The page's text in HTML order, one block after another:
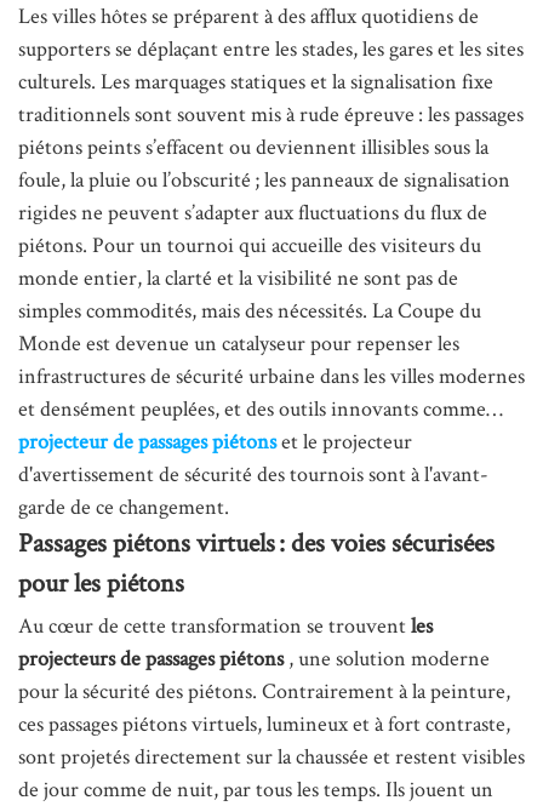
Les villes hôtes se préparent à des afflux quotidiens de
supporters se déplaçant entre les stades, les gares et les sites
culturels. Les marquages ​​statiques et la signalisation fixe
traditionnels sont souvent mis à rude épreuve : les passages
piétons peints s’effacent ou deviennent illisibles sous la
foule, la pluie ou l’obscurité ; les panneaux de signalisation
rigides ne peuvent s’adapter aux fluctuations du flux de
piétons. Pour un tournoi qui accueille des visiteurs du
monde entier, la clarté et la visibilité ne sont pas de
simples commodités, mais des nécessités. La Coupe du
Monde est devenue un catalyseur pour repenser les
infrastructures de sécurité urbaine dans les villes modernes
et densément peuplées, et des outils innovants comme…
projecteur de passages piétonset le projecteur
d'avertissement de sécurité des tournois sont à l'avant-
garde de ce changement.
Passages piétons virtuels : des voies sécurisées
pour les piétons
Au cœur de cette transformation se trouventles
projecteurs de passages piétons, une solution moderne
pour la sécurité des piétons. Contrairement à la peinture,
ces passages piétons virtuels, lumineux et à fort contraste,
sont projetés directement sur la chaussée et restent visibles
de jour comme de nuit, par tous les temps. Ils jouent un